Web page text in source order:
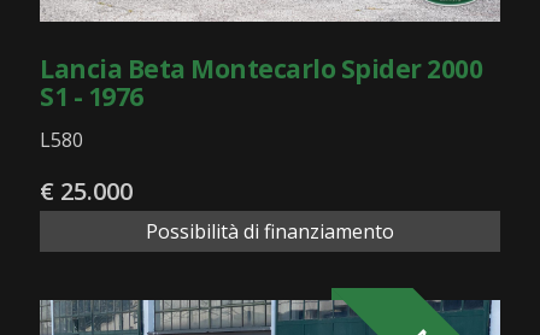
Lancia Beta Montecarlo Spider 2000
S1 - 1976
L580
€ 25.000
Possibilità di finanziamento